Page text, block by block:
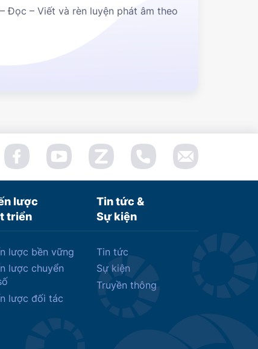
Đọc – Viết và rèn luyện phát âm theo
lược
triển
Tin tức &
Sự kiện
lược bền vững
lược chuyển
lược đối tác
Tin tức
Sự kiện
Truyền thông